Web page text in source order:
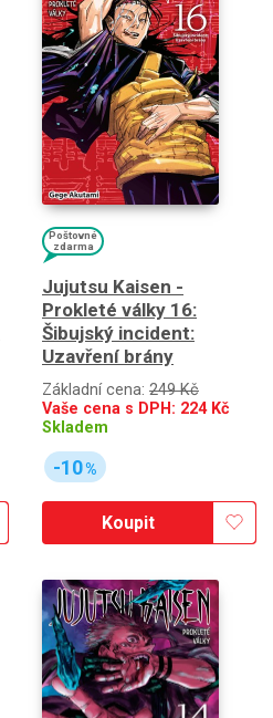
Poštovné
zdarma
Jujutsu Kaisen -
Prokleté války 16:
Šibujský incident:
Uzavření brány
Základní cena: 249 Kč
Vaše cena s DPH: 224Kč
Skladem
-10%
Koupit